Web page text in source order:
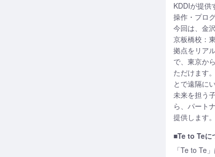
KDDIが提供
操作・プロ
今回は、金
京板橋校：
拠点をリア
で、東京か
ただけます
とで遠隔に
未来を担う
ら、パート
提供します。
■Te to Teに
「Te to Te